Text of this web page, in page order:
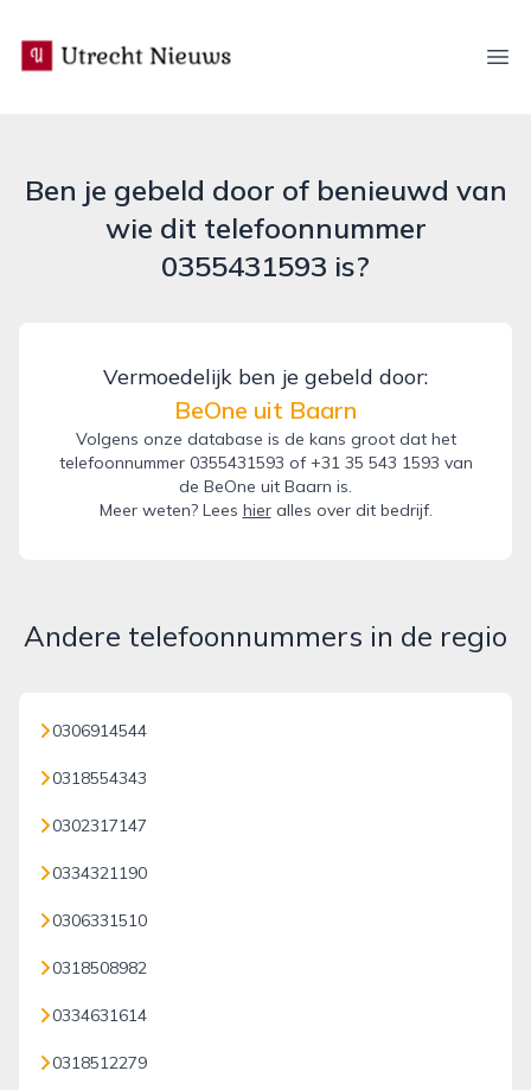
utrecht-nieuws.nl
Ben je gebeld door of benieuwd van
wie dit telefoonnummer
0355431593 is?
Vermoedelijk ben je gebeld door:
BeOne uit Baarn
Volgens onze database is de kans groot dat het
telefoonnummer 0355431593 of +31 35 543 1593 van
de BeOne uit Baarn is.
Meer weten? Lees hieralles over dit bedrijf.
Andere telefoonnummers in de regio
0306914544
0318554343
0302317147
0334321190
0306331510
0318508982
0334631614
0318512279